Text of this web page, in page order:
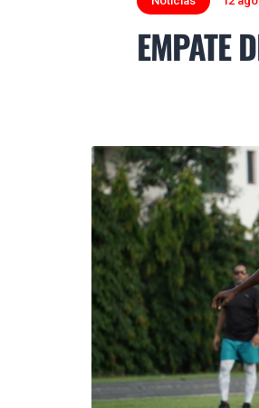
EMPATE